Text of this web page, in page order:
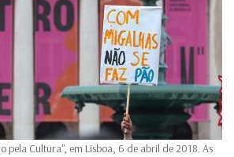
pela Cultura", em Lisboa, 6 de abril de 2018. As